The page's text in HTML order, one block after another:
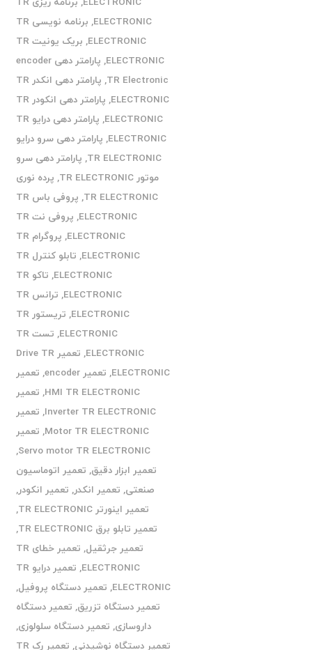
ELECTRONIC
,
برنامه نویسی TR
ELECTRONIC
,
بریک یونیت TR
ELECTRONIC
,
پارامتر دهی encoder
TR Electronic
,
پارامتر دهی انکدر TR
ELECTRONIC
,
پارامتر دهی انکودر TR
ELECTRONIC
,
پارامتر دهی درایو TR
ELECTRONIC
, پارامتر دهی سرو درایو
TR ELECTRONIC
, پارامتر دهی سرو
موتور TR ELECTRONIC
, پرده نوری
TR ELECTRONIC
,
پروفی باس TR
ELECTRONIC
,
پروفی نت TR
ELECTRONIC
,
پروگرام TR
ELECTRONIC
,
تابلو کنترل TR
ELECTRONIC
,
تاکو TR
ELECTRONIC
,
ترانس TR
ELECTRONIC
,
تریستور TR
ELECTRONIC
,
تست TR
ELECTRONIC
,
تعمیر Drive TR
ELECTRONIC
, تعمیر encoder , تعمیر
HMI TR ELECTRONIC
, تعمیر
Inverter TR ELECTRONIC
, تعمیر
Motor TR ELECTRONIC
, تعمیر
Servo motor TR ELECTRONIC
,
تعمیر ابزار دقیق, تعمیر اتوماسیون
صنعتی, تعمیر انکدر, تعمیر انکودر,
تعمیر اینورتر TR ELECTRONIC
,
تعمیر تابلو برق TR ELECTRONIC
,
تعمیر جرثقیل,
تعمیر خطای TR
ELECTRONIC
,
تعمیر درایو TR
ELECTRONIC
, تعمیر دستگاه پروفیل,
تعمیر دستگاه تزریق, تعمیر دستگاه
داروسازی, تعمیر دستگاه سلولوزی,
تعمیر دستگاه نوشیدنی,
تعمیر رک TR